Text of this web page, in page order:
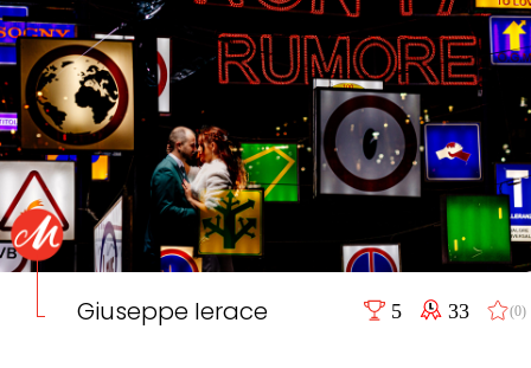
Giuseppe Ierace 5 33 (0)